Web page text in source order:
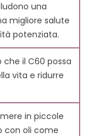
l'immunità?
del Carbonio
60?
una
migliore salute
potenziata.
che il C60 possa
vita e ridurre
in piccole
con oli come